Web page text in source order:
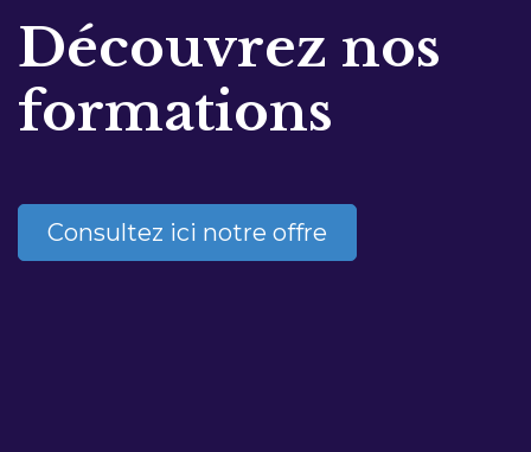
Découvrez nos
formations
Consultez ici notre offre